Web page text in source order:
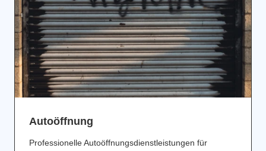
Аutoöffnung
Professionelle Autoöffnungsdienstleistungen für